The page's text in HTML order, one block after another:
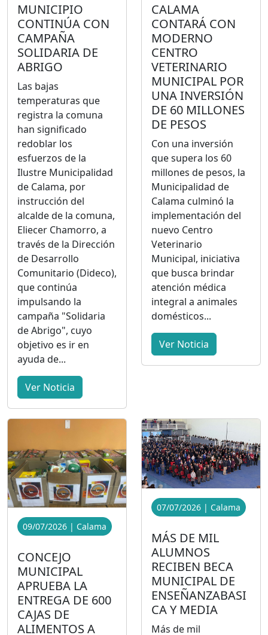
MUNICIPIO
CONTINÚA CON
CAMPAÑA
SOLIDARIA DE
ABRIGO
Las bajas
temperaturas que
registra la comuna
han significado
redoblar los
esfuerzos de la
Ilustre Municipalidad
de Calama, por
instrucción del
alcalde de la comuna,
Eliecer Chamorro, a
través de la Dirección
de Desarrollo
Comunitario (Dideco),
que continúa
impulsando la
campaña "Solidaria
de Abrigo", cuyo
objetivo es ir en
ayuda de...
Ver Noticia
CALAMA
CONTARÁ CON
MODERNO
CENTRO
VETERINARIO
MUNICIPAL POR
UNA INVERSIÓN
DE 60 MILLONES
DE PESOS
Con una inversión
que supera los 60
millones de pesos, la
Municipalidad de
Calama culminó la
implementación del
nuevo Centro
Veterinario
Municipal, iniciativa
que busca brindar
atención médica
integral a animales
domésticos...
Ver Noticia
09/07/2026 | Calama
CONCEJO
MUNICIPAL
APRUEBA LA
ENTREGA DE 600
CAJAS DE
ALIMENTOS A
07/07/2026 | Calama
MÁS DE MIL
ALUMNOS
RECIBEN BECA
MUNICIPAL DE
ENSEÑANZABASI
CA Y MEDIA
Más de mil